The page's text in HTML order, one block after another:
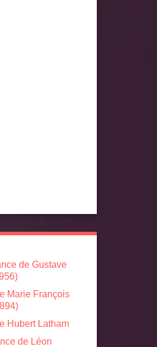
de Gustave
Marie François
Hubert Latham
de Léon